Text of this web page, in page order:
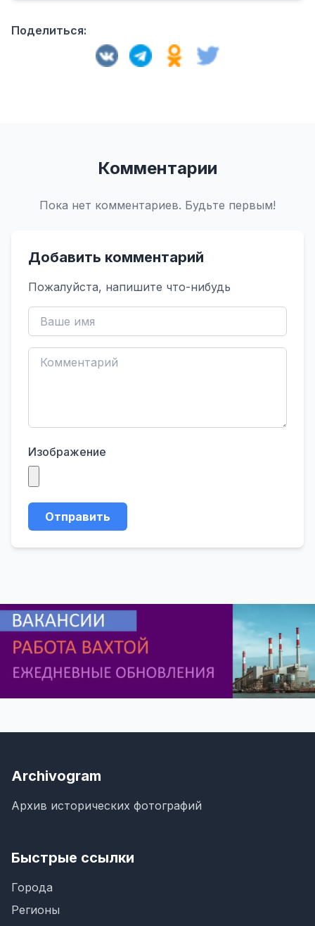
Поделиться:
Комментарии
Пока нет комментариев. Будьте первым!
Добавить комментарий
Пожалуйста, напишите что-нибудь
Изображение
Отправить
Archivogram
Архив исторических фотографий
Быстрые ссылки
Города
Регионы